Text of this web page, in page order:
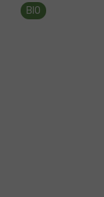
BIO